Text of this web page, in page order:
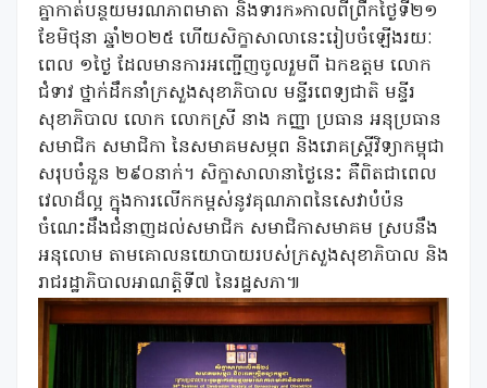
គ្នាកាត់បន្ថយមរណភាពមាតា និងទារក»កាលពីព្រឹកថ្ងៃទី២១
ខែមិថុនា ឆ្នាំ២០២៥ ហើយសិក្ខាសាលានេះរៀបចំឡើងរយៈ
ពេល ១ថ្ងៃ ដែលមានការអញ្ជើញចូលរួមពី ឯកឧត្តម លោក
ជំទាវ ថ្នាក់ដឹកនាំក្រសួងសុខាភិបាល មន្ទីរពេទ្យជាតិ មន្ទីរ
សុខាភិបាល លោក លោកស្រី នាង កញ្ញា ប្រធាន អនុប្រធាន
សមាជិក សមាជិកា នៃសមាគមសម្ភព និងរោគស្ត្រីវិទ្យាកម្ពុជា
សរុបចំនួន ២៩០នាក់។ សិក្ខាសាលានាថ្ងៃនេះ គឺពិតជាពេល
វេលាដ៏ល្អ ក្នុងការលើកកម្ពស់នូវគុណភាពនៃសេវាបំប៉ន
ចំណេះដឹងជំនាញដល់សមាជិក សមាជិកាសមាគម ស្របនឹង
អនុលោម តាមគោលនយោបាយរបស់ក្រសួងសុខាភិបាល និង
រាជរដ្ឋាភិបាលអាណត្តិទី៧ នៃរដ្ឋសភា៕